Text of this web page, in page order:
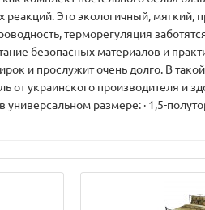
реакций. Это экологичный,
терморегуляция
безопасных материалов и
и прослужит очень долго. В
от украинского производителя
универсальном размере: · 1,5-